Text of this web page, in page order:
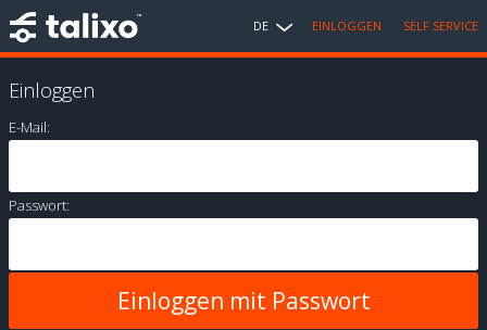
DE EINLOGGEN SELF SERVICE
Einloggen
E-Mail:
Passwort: